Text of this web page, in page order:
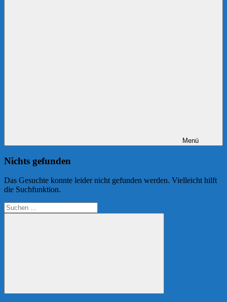
Menü
Nichts gefunden
Das Gesuchte konnte leider nicht gefunden werden. Vielleicht hilft
die Suchfunktion.
Suchen
nach:
Suchen